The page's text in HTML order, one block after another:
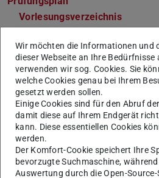
Vorlesungsverzeichnis
Fachbereich Elektrotechnik
Studienbüro
Fachstudienberatung
Fachschaft
Allgemeine
Bewerbung
Wir möchten die Informationen und
dieser Webseite an Ihre Bedürfnisse
verwenden wir sog. Cookies. Sie
welche Cookies genau bei Ihrem
gesetzt werden sollen.
Einige Cookies sind für den Abruf
damit diese auf Ihrem Endgerät
kann. Diese essentiellen Cookies
werden.
Der Komfort-Cookie speichert Ihre
bevorzugte Suchmaschine, während
Auswertung durch die Open-